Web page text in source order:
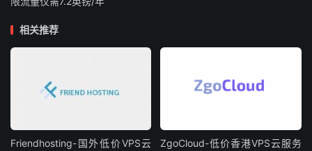
相关推荐
Friendhosting-国外低价VPS云
ZgoCloud-低价香港VPS云服务